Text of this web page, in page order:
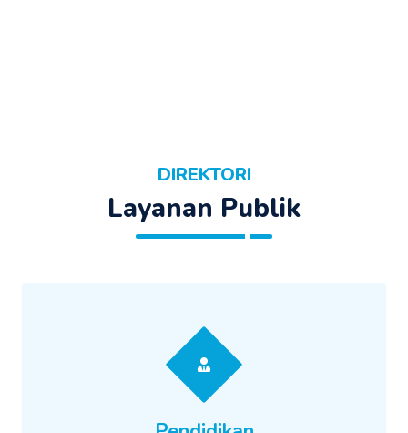
DIREKTORI
Layanan Publik